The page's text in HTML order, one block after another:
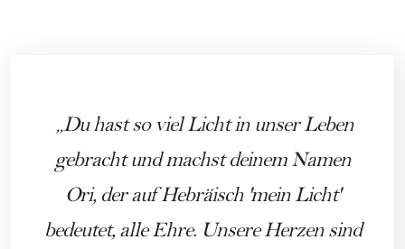
Du hast so viel Licht in unser Leben
gebracht und machst deinem Namen
Ori, der auf Hebräisch 'mein Licht'
bedeutet, alle Ehre. Unsere Herzen sind